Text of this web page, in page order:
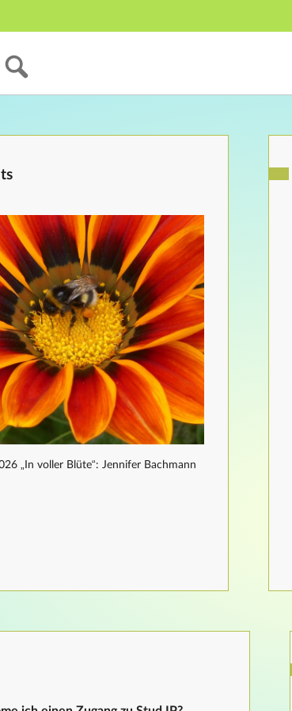
„In voller Blüte“: Jennifer Bachmann